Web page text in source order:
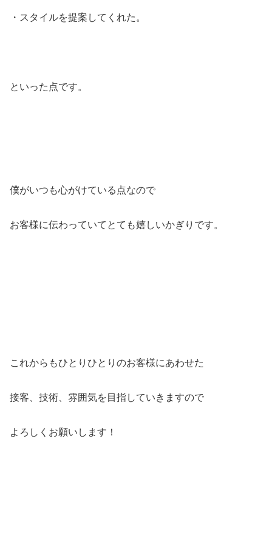
・スタイルを提案してくれた。
といった点です。
僕がいつも心がけている点なので
お客様に伝わっていてとても嬉しいかぎりです。
これからもひとりひとりのお客様にあわせた
接客、技術、雰囲気を目指していきますので
よろしくお願いします！